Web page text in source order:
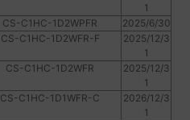
1
CS-C1HC-1D2WPFR
2025/6/30
CS-C1HC-1D2WFR-F
2025/12/3
1
CS-C1HC-1D2WFR
2025/12/3
1
CS-C1HC-1D1WFR-C
2026/12/3
1